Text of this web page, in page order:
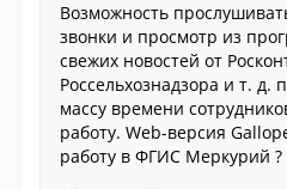
Возможность
звонки и просмотр из
свежих новостей от
Россельхознадзора и т. д.
массу времени
работу. Web-версия
работу в ФГИС Меркурий ?